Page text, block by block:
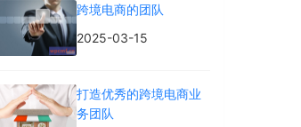
跨境电商的团队
2025-03-15
打造优秀的跨境电商业
务团队